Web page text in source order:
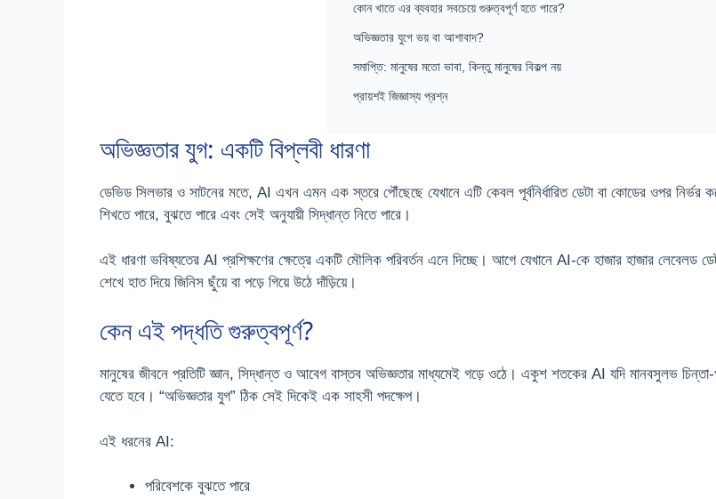
কোন খাতে এর ব্যবহার সবচেয়ে গুরুত্বপূর্ণ হতে পারে?
অভিজ্ঞতার যুগে ভয় বা আশাবাদ?
সমাপ্তি: মানুষের মতো ভাবা, কিন্তু মানুষের বিকল্প নয়
প্রায়শই জিজ্ঞাস্য প্রশ্ন
অভিজ্ঞতার যুগ: একটি বিপ্লবী ধারণা
ডেভিড সিলভার ও সাটনের মতে, AI এখন এমন এক স্তরে পৌঁছেছে যেখানে এটি কেবল পূর্বনির্ধারিত ডেটা বা কোডের ওপর নির্ভর
শিখতে পারে, বুঝতে পারে এবং সেই অনুযায়ী সিদ্ধান্ত নিতে পারে।
এই ধারণা ভবিষ্যতের AI প্রশিক্ষণের ক্ষেত্রে একটি মৌলিক পরিবর্তন এনে দিচ্ছে। আগে যেখানে AI-কে হাজার হাজার লেবেলড
শেখে হাত দিয়ে জিনিস ছুঁয়ে বা পড়ে গিয়ে উঠে দাঁড়িয়ে।
কেন এই পদ্ধতি গুরুত্বপূর্ণ?
মানুষের জীবনে প্রতিটি জ্ঞান, সিদ্ধান্ত ও আবেগ বাস্তব অভিজ্ঞতার মাধ্যমেই গড়ে ওঠে। একুশ শতকের AI যদি মানবসুলভ
যেতে হবে। “অভিজ্ঞতার যুগ” ঠিক সেই দিকেই এক সাহসী পদক্ষেপ।
এই ধরনের AI:
পরিবেশকে বুঝতে পারে